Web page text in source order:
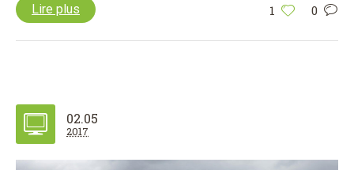
1 0
Lire plus
02.05
2017